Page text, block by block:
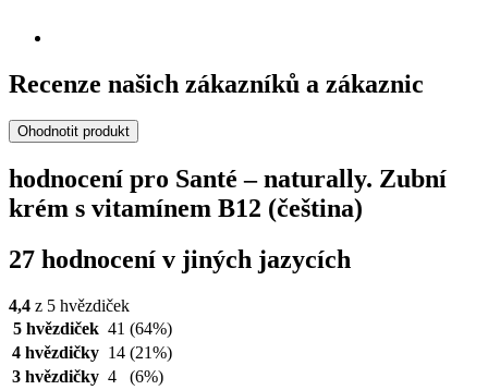
Recenze našich zákazníků a zákaznic
Ohodnotit produkt
hodnocení pro Santé – naturally. Zubní
krém s vitamínem B12 (čeština)
27 hodnocení v jiných jazycích
4,4 z 5 hvězdiček
5 hvězdiček 41 (64%)
4 hvězdičky 14 (21%)
3 hvězdičky 4
(6%)